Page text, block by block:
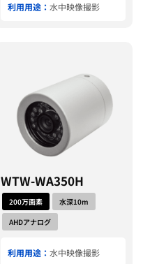
利用用途： 水中映像撮影
WTW-WA350H
200万画素
水深10m
AHDアナログ
利用用途： 水中映像撮影